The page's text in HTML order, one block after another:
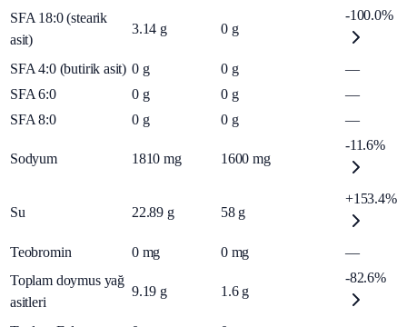
SFA 18:0 (stearik
asit)
3.14 g 0 g
-100.0%
SFA 4:0 (butirik asit) 0 g 0 g
—
SFA 6:0
0 g 0 g
—
SFA 8:0
0 g 0 g —
Sodyum 1810 mg 1600 mg
-11.6%
Su 22.89 g 58 g
+153.4%
Teobromin 0 mg 0 mg
—
Toplam doymus yağ
asitleri
9.19 g 1.6 g
-82.6%